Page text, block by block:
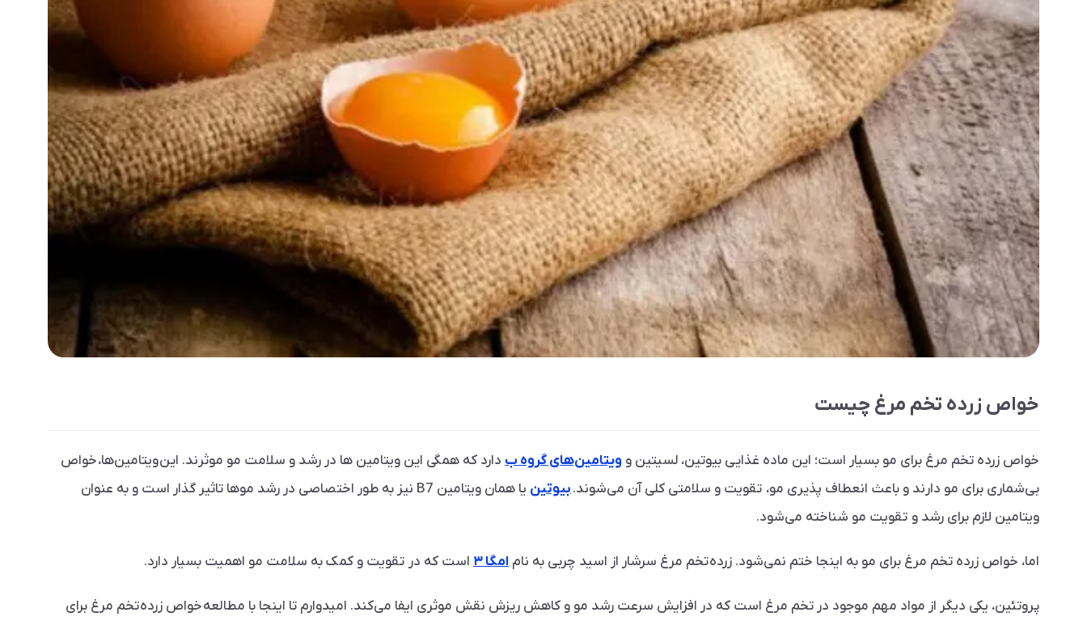
خواص زرده تخم مرغ چیست
خواص زرده تخم مرغ برای مو بسیار است؛ این ماده غذایی بیوتین، لسیتین و ویتامین‌های گروه ب دارد که همگی این ویتامین ها در رشد و سلامت مو موثرند. این ویتامین­‌ها، خواص
بی­‌شماری برای مو دارند و باعث انعطاف پذیری مو، تقویت و سلامتی کلی آن می‌شوند.بیوتین
یا همان ویتامین B7 نیز به طور اختصاصی در رشد موها تاثیر گذار است و به عنوان
ویتامین لازم برای رشد و تقویت مو شناخته می‌­شود.
اما، خواص زرده­ تخم مرغ برای مو به اینجا ختم نمی‌­شود. زرده­ تخم مرغ سرشار از اسید چربی به نام امگا ۳ است که در تقویت و کمک به سلامت مو اهمیت بسیار دارد.
پروتئین، یکی دیگر از مواد مهم موجود در تخم مرغ است که در افزایش سرعت رشد مو و کاهش ریزش نقش موثری ایفا می‌کند. امیدوارم تا اینجا با مطالعه­ خواص زرده­ تخم مرغ برای